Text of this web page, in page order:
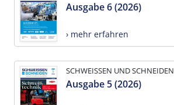
Ausgabe 6 (2026)
› mehr erfahren
SCHWEISSEN UND SCHNEIDEN
Ausgabe 5 (2026)